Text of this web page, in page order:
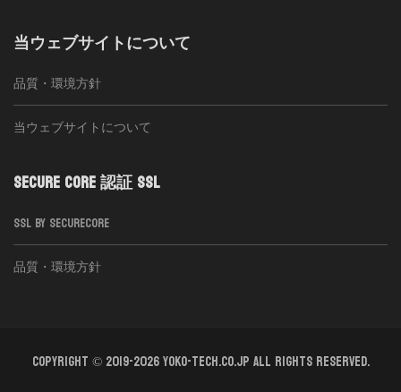
当ウェブサイトについて
品質・環境方針
当ウェブサイトについて
SECURE CORE 認証 SSL
SSL BY SECURECORE
品質・環境方針
Copyright © 2019-2026 YOKO-TECH.CO.JP All Rights Reserved.